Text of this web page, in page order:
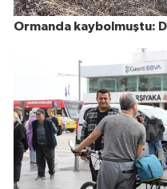
Ormanda kaybolmuştu: